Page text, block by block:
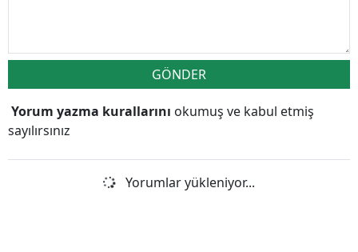
GÖNDER
Yorum yazma kurallarını okumuş ve kabul etmiş
sayılırsınız
Yorumlar yükleniyor...